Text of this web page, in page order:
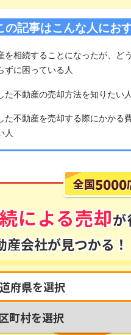
の記事はこんな人にお
を相続することになったが、ど
ずに困っている人
た不動産の売却方法を知りたい人
た不動産を売却する際にかかる
人